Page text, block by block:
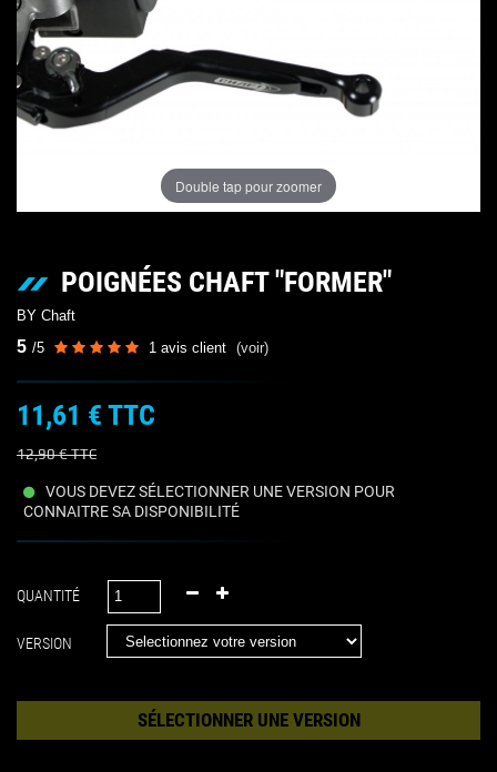
Double tap pour zoomer
POIGNÉES CHAFT "FORMER"
BY Chaft
5 /5 1 avis client (voir)
11,61 € TTC
12,90 €TTC
VOUS DEVEZ SÉLECTIONNER UNE VERSION POUR
CONNAITRE SA DISPONIBILITÉ
QUANTITÉ
SÉLECTIONNER UNE VERSION